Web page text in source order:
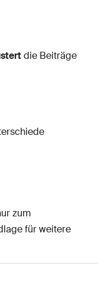
die Beiträge
zum
für weitere